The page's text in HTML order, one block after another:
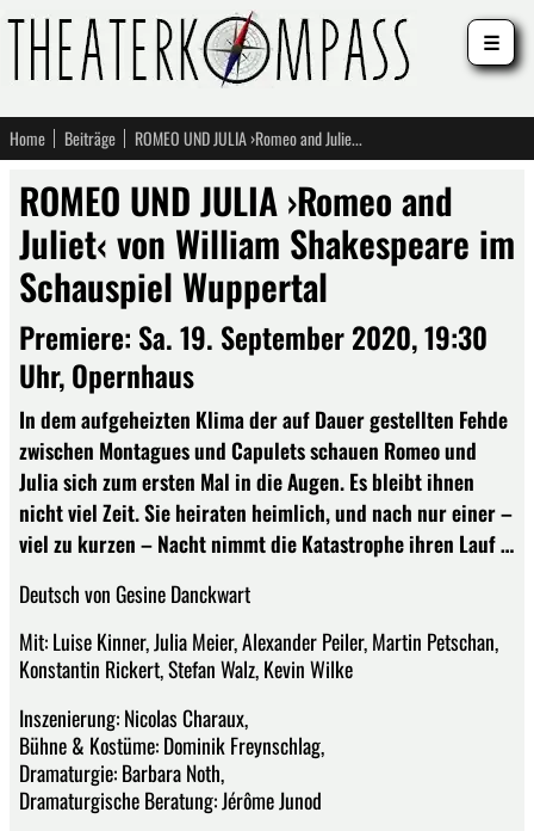
Home Beiträge ROMEO UND JULIA ›Romeo and Juliet‹ von William Shakespeare im Schauspiel Wuppertal
ROMEO UND JULIA ›Romeo and
Juliet‹ von William Shakespeare im
Schauspiel Wuppertal
Premiere: Sa. 19. September 2020, 19:30
Uhr, Opernhaus
In dem aufgeheizten Klima der auf Dauer gestellten Fehde
zwischen Montagues und Capulets schauen Romeo und
Julia sich zum ersten Mal in die Augen. Es bleibt ihnen
nicht viel Zeit. Sie heiraten heimlich, und nach nur einer –
viel zu kurzen – Nacht nimmt die Katastrophe ihren Lauf …
Deutsch von Gesine Danckwart
Mit: Luise Kinner, Julia Meier, Alexander Peiler, Martin Petschan,
Konstantin Rickert, Stefan Walz, Kevin Wilke
Inszenierung: Nicolas Charaux,
Bühne & Kostüme: Dominik Freynschlag,
Dramaturgie: Barbara Noth,
Dramaturgische Beratung: Jérôme Junod
☰